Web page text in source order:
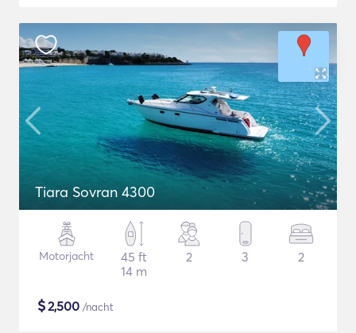
Tiara Sovran 4300
Motorjacht
45 ft
14 m
2 3 2
$2,500 /nacht